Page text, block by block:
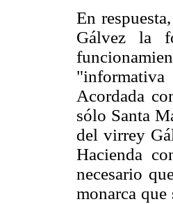
En
Gálvez la
Acordada
sólo Santa
del virrey
Hacienda
necesario
monarca que